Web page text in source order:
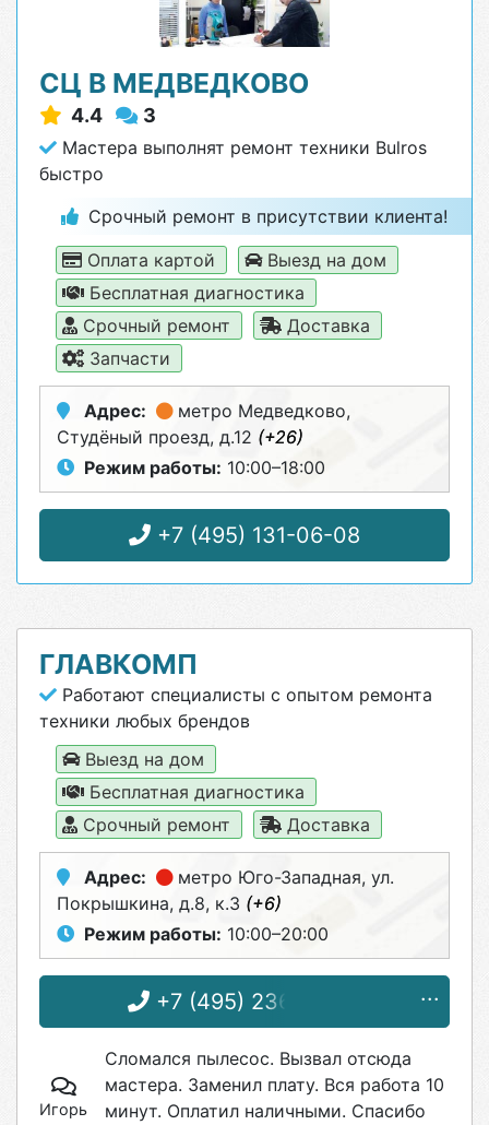
СЦ В МЕДВЕДКОВО
4.4 3
Мастера выполнят ремонт техники Bulros
быстро
Срочный ремонт в присутствии клиента!
Оплата картой
Выезд на дом
Бесплатная диагностика
Срочный ремонт
Доставка
Запчасти
Адрес: метро Медведково,
Студёный проезд, д.12 (+26)
Режим работы: 10:00–18:00
+7 (495) 131-06-08
ГЛАВКОМП
Работают специалисты с опытом ремонта
техники любых брендов
Выезд на дом
Бесплатная диагностика
Срочный ремонт
Доставка
Адрес: метро Юго-Западная, ул.
Покрышкина, д.8, к.3 (+6)
Режим работы: 10:00–20:00
+7 (495) 236-96-76
Игорь
Сломался пылесос. Вызвал отсюда
мастера. Заменил плату. Вся работа 10
минут. Оплатил наличными. Спасибо